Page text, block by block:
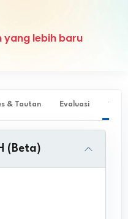
yang lebih baru
& Tautan Evaluasi ✨
(Beta)